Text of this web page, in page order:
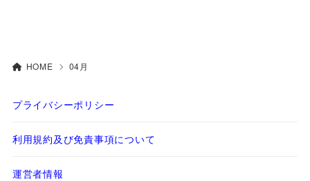
HOME 04月
プライバシーポリシー
利用規約及び免責事項について
運営者情報